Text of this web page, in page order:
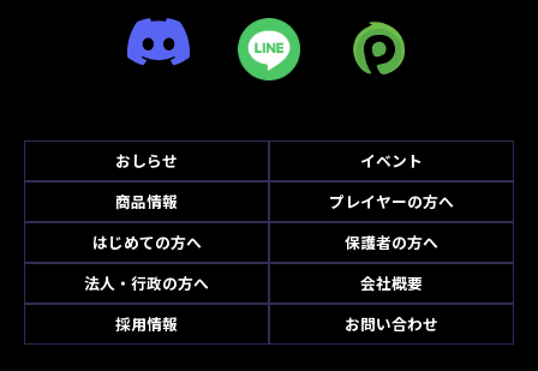
おしらせ
イベント
商品情報
プレイヤーの方へ
はじめての方へ
保護者の方へ
法人・行政の方へ
会社概要
採用情報
お問い合わせ